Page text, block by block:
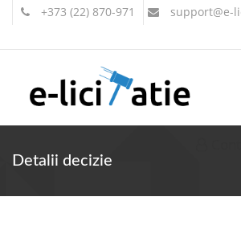
+373 (22) 870-971 support@e-
Detalii decizie